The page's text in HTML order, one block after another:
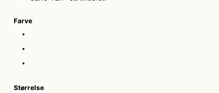
Farve
Størrelse